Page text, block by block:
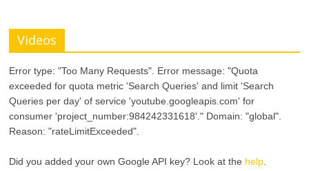
Videos
Error type: "Too Many Requests". Error message: "Quota
exceeded for quota metric 'Search Queries' and limit 'Search
Queries per day' of service 'youtube.googleapis.com' for
consumer 'project_number:984242331618'." Domain: "global".
Reason: "rateLimitExceeded".
Did you added your own Google API key? Look at the help